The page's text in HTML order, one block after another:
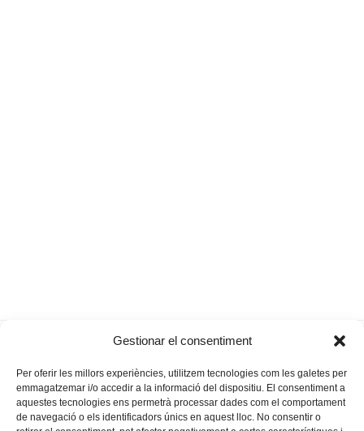
Gestionar el consentiment
Per oferir les millors experiències, utilitzem tecnologies com les galetes per
emmagatzemar i/o accedir a la informació del dispositiu. El consentiment a
aquestes tecnologies ens permetrà processar dades com el comportament
de navegació o els identificadors únics en aquest lloc. No consentir o
l’avinguda dels Pins de Sa Torre
next